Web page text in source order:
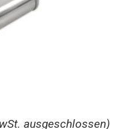
ausgeschlossen)